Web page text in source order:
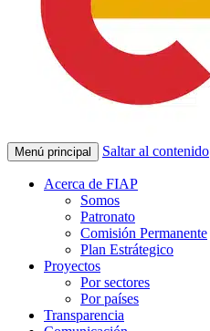
Menú principal Saltar al contenido
Acerca de FIAP
Somos
Patronato
Comisión Permanente
Plan Estrátegico
Proyectos
Por sectores
Por países
Transparencia